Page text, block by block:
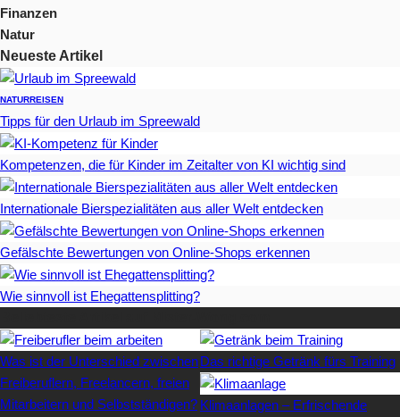
Finanzen
Natur
Neueste Artikel
NATURREISEN
Tipps für den Urlaub im Spreewald
Kompetenzen, die für Kinder im Zeitalter von KI wichtig sind
Internationale Bierspezialitäten aus aller Welt entdecken
Gefälschte Bewertungen von Online-Shops erkennen
Wie sinnvoll ist Ehegattensplitting?
Was ist der Unterschied zwischen
Freiberuflern, Freelancern, freien
Mitarbeitern und Selbstständigen?
Das richtige Getränk fürs Training
Klimaanlagen – Erfrischende